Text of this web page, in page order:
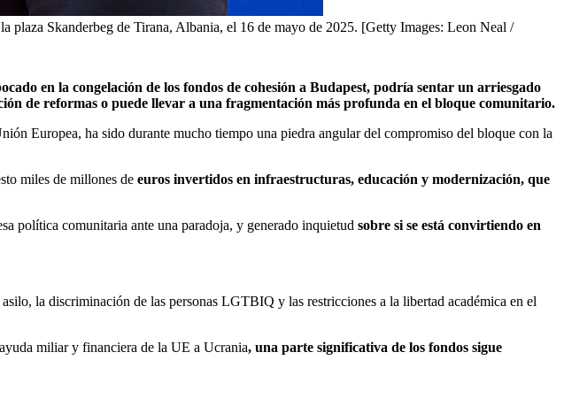
Skanderbeg de Tirana, Albania, el 16 de mayo de 2025. [Getty Images: Leon Neal /
en la congelación de los fondos de cohesión a Budapest, podría sentar un arriesgado
de reformas o puede llevar a una fragmentación más profunda en el bloque comunitario.
Europea, ha sido durante mucho tiempo una piedra angular del compromiso del bloque con la
miles de millones de euros invertidos en infraestructuras, educación y modernización, que
política comunitaria ante una paradoja, y generado inquietud sobre si se está convirtiendo en
la discriminación de las personas LGTBIQ y las restricciones a la libertad académica en el
miliar y financiera de la UE a Ucrania, una parte significativa de los fondos sigue